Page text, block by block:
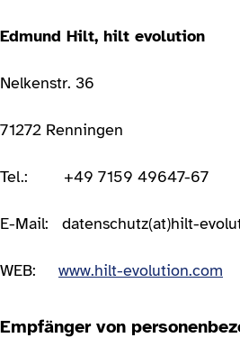
Edmund Hilt, hilt evolution
Nelkenstr. 36
71272 Renningen
Tel.: +49 7159 49647-67
E-Mail: datenschutz(at)hilt-
WEB: www.hilt-evolution.com
Empfänger von